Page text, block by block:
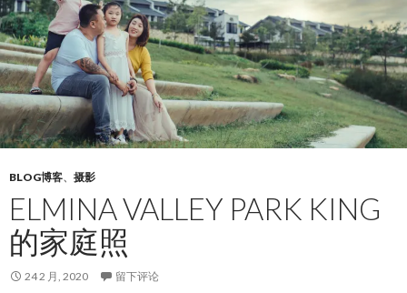
BLOG博客、 摄影
ELMINA VALLEY PARK KING
的家庭照
24 2 月, 2020 留下评论